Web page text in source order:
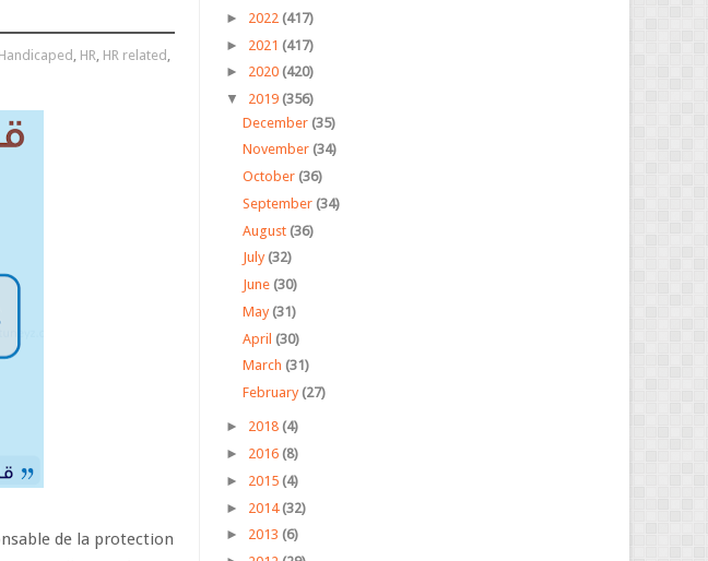
Handicaped , HR, HR related ,
de la protection
► 2022 (417)
► 2021 (417)
► 2020 (420)
▼ 2019 (356)
December (35)
November (34)
October (36)
September (34)
August (36)
July (32)
June (30)
May (31)
April (30)
March (31)
February (27)
► 2018 (4)
► 2016 (8)
► 2015 (4)
► 2014 (32)
► 2013 (6)